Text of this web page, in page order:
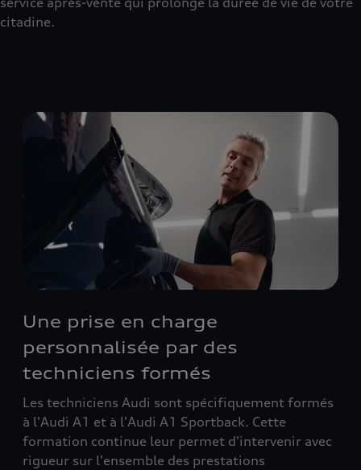
citadine.
Une prise en charge
personnalisée par des
techniciens formés
Les techniciens Audi sont spécifiquement formés
à l'Audi A1 et à l'Audi A1 Sportback. Cette
formation continue leur permet d'intervenir avec
rigueur sur l'ensemble des prestations